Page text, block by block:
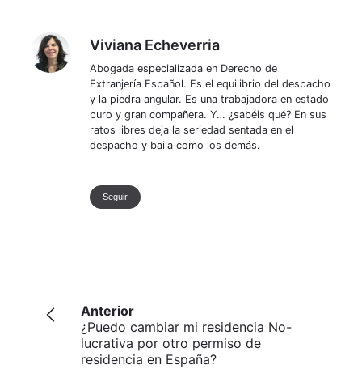
Viviana EcheverriaViviana Echeverria
Abogada especializada en Derecho de
Extranjería Español. Es el equilibrio del despacho
y la piedra angular. Es una trabajadora en estado
puro y gran compañera. Y… ¿sabéis qué? En sus
ratos libres deja la seriedad sentada en el
despacho y baila como los demás.
Seguir
Anterior
¿Puedo cambiar mi residencia No-
lucrativa por otro permiso de
residencia en España?